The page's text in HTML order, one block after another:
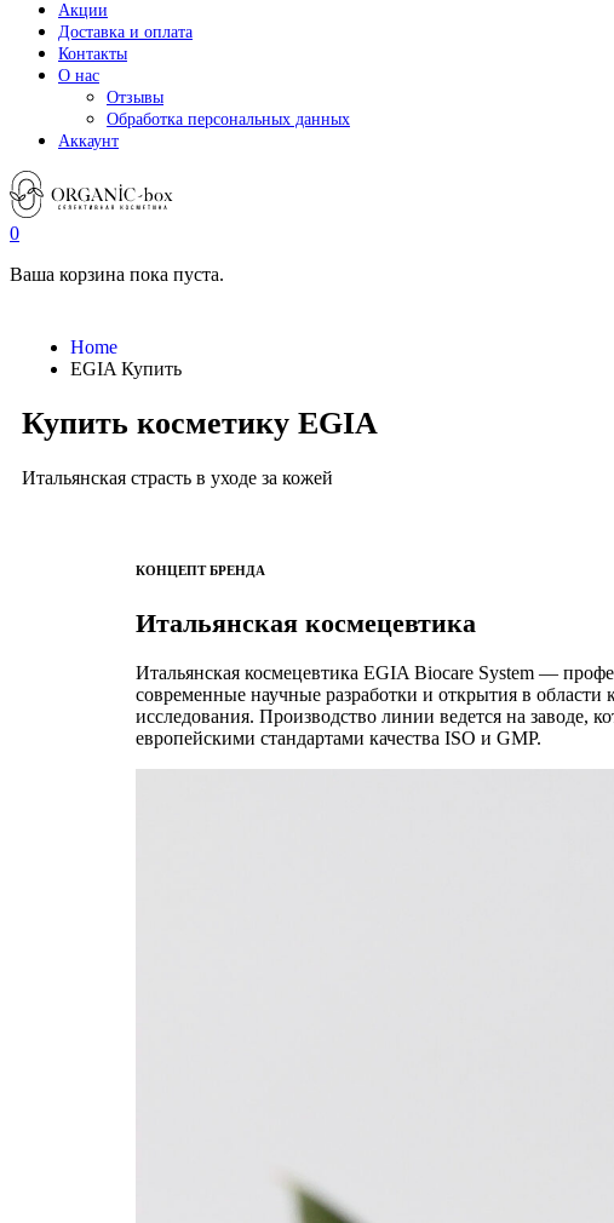
Акции
Доставка и оплата
Контакты
О нас
Отзывы
Обработка персональных данных
Аккаунт
0
Ваша корзина пока пуста.
Home
EGIA Купить
Купить косметику EGIA
Итальянская страсть в уходе за кожей
КОНЦЕПТ БРЕНДА
Итальянская космецевтика
Итальянская космецевтика EGIA Biocare System —
современные научные разработки и открытия в
исследования. Производство линии ведется на
европейскими стандартами качества ISO и GMP.